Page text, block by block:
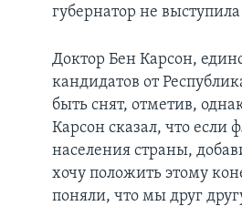
губернатор не
Доктор Бен Карсон,
кандидатов от
быть снят, отметив,
Карсон сказал, что если
населения страны,
хочу положить этому
поняли, что мы друг